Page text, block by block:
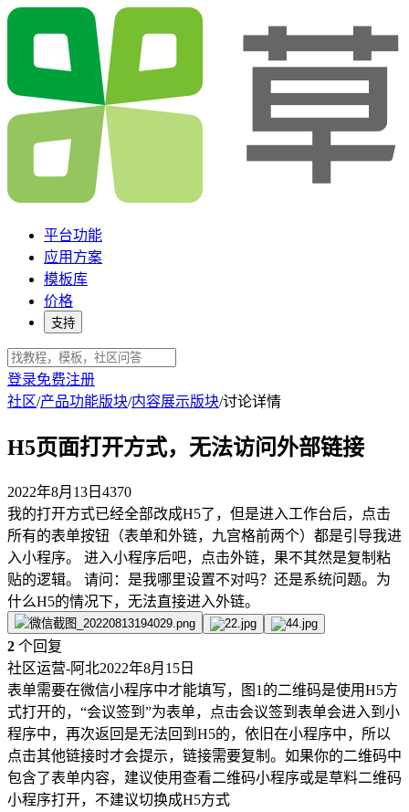
平台功能
应用方案
模板库
价格
支持
登录免费注册
社区/产品功能版块/内容展示版块/讨论详情
H5页面打开方式，无法访问外部链接
2022年8月13日 4370
我的打开方式已经全部改成H5了，但是进入工作台后，点击
所有的表单按钮（表单和外链，九宫格前两个）都是引导我进
入小程序。 进入小程序后吧，点击外链，果不其然是复制粘
贴的逻辑。 请问：是我哪里设置不对吗？还是系统问题。为
什么H5的情况下，无法直接进入外链。
2 个回复
社区运营-阿北2022年8月15日
表单需要在微信小程序中才能填写，图1的二维码是使用H5方
式打开的，“会议签到”为表单，点击会议签到表单会进入到小
程序中，再次返回是无法回到H5的，依旧在小程序中，所以
点击其他链接时才会提示，链接需要复制。如果你的二维码中
包含了表单内容，建议使用查看二维码小程序或是草料二维码
小程序打开，不建议切换成H5方式